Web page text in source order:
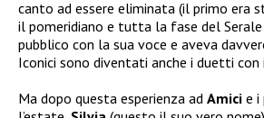
canto ad essere eliminata (il primo era
il pomeridiano e tutta la fase del
pubblico con la sua voce e aveva
Iconici sono diventati anche i duetti
Ma dopo questa esperienza ad Amici e i